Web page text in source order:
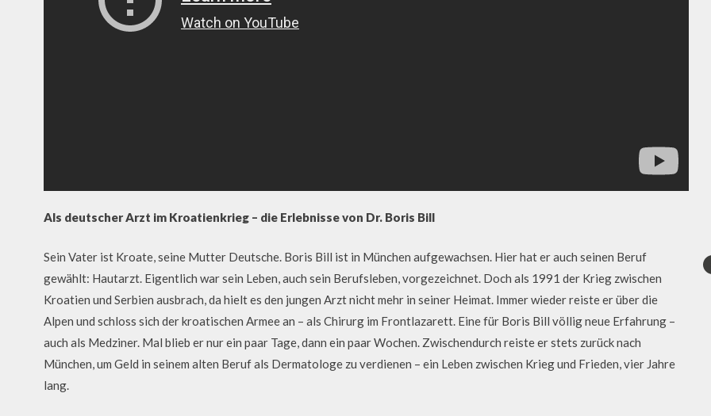
Als deutscher Arzt im Kroatienkrieg – die Erlebnisse von Dr. Boris Bill
Sein Vater ist Kroate, seine Mutter Deutsche. Boris Bill ist in München aufgewachsen. Hier hat er auch seinen Beruf
gewählt: Hautarzt. Eigentlich war sein Leben, auch sein Berufsleben, vorgezeichnet. Doch als 1991 der Krieg zwischen
Kroatien und Serbien ausbrach, da hielt es den jungen Arzt nicht mehr in seiner Heimat. Immer wieder reiste er über die
Alpen und schloss sich der kroatischen Armee an – als Chirurg im Frontlazarett. Eine für Boris Bill völlig neue Erfahrung –
auch als Medziner. Mal blieb er nur ein paar Tage, dann ein paar Wochen. Zwischendurch reiste er stets zurück nach
München, um Geld in seinem alten Beruf als Dermatologe zu verdienen – ein Leben zwischen Krieg und Frieden, vier Jahre
lang.